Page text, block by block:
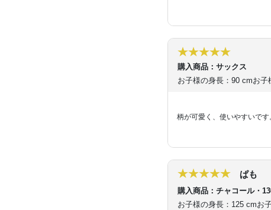
購入商品：サックス
お子様の身長：90 cmお子
柄が可愛く、使いやすいです
ぱも
購入商品：チャコール・
お子様の身長：125 cmお